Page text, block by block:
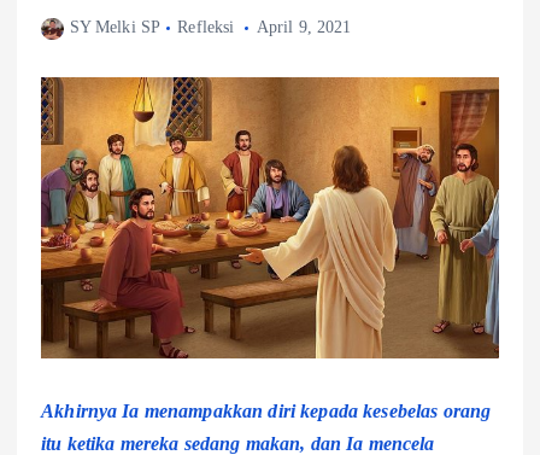
SY Melki SP Refleksi April 9, 2021
Akhirnya Ia menampakkan diri kepada kesebelas orang
itu ketika mereka sedang makan, dan Ia mencela